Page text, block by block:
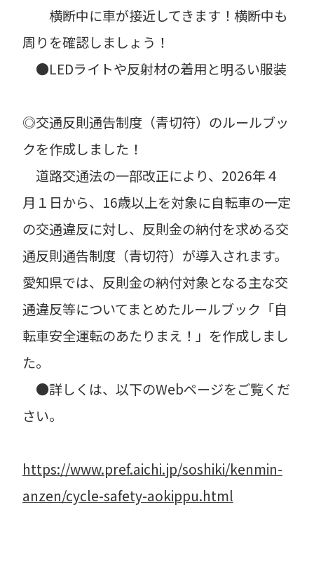
横断中に車が接近してきます！横断中も
周りを確認しましょう！
●LEDライトや反射材の着用と明るい服装
◎交通反則通告制度（青切符）のルールブッ
クを作成しました！
道路交通法の一部改正により、2026年４
月１日から、16歳以上を対象に自転車の一定
の交通違反に対し、反則金の納付を求める交
通反則通告制度（青切符）が導入されます。
愛知県では、反則金の納付対象となる主な交
通違反等についてまとめたルールブック「自
転車安全運転のあたりまえ！」を作成しまし
た。
●詳しくは、以下のWebページをご覧くだ
さい。
https://www.pref.aichi.jp/soshiki/kenmin-
anzen/cycle-safety-aokippu.html